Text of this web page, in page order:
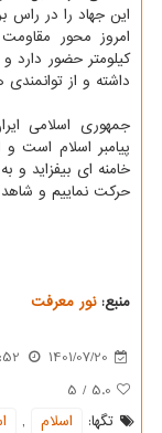
این جهاد را در راس
کیلومتر حضور دارد
داشته و از
جمهوری اسلامی
پیامبر اسلام است
خامنه ای بیفزاید
حرکت نماییم و
منبع:نور معرفت
1401/07/20
5.0
/
5
تگها:
اسلام ,